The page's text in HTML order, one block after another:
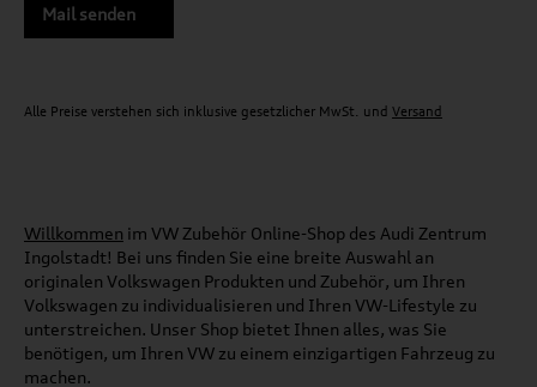
Mail senden
Alle Preise verstehen sich inklusive gesetzlicher MwSt. und Versand
Willkommen im VW Zubehör Online-Shop des Audi Zentrum
Ingolstadt! Bei uns finden Sie eine breite Auswahl an
originalen Volkswagen Produkten und Zubehör, um Ihren
Volkswagen zu individualisieren und Ihren VW-Lifestyle zu
unterstreichen. Unser Shop bietet Ihnen alles, was Sie
benötigen, um Ihren VW zu einem einzigartigen Fahrzeug zu
machen.